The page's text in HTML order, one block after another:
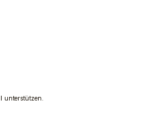
unterstützen.